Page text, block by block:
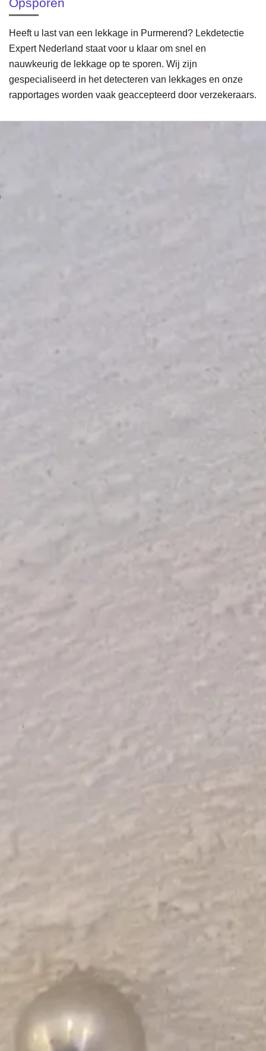
Heeft u last van een lekkage in Purmerend? Lekdetectie
Expert Nederland staat voor u klaar om snel en
nauwkeurig de lekkage op te sporen. Wij zijn
gespecialiseerd in het detecteren van lekkages en onze
rapportages worden vaak geaccepteerd door verzekeraars.